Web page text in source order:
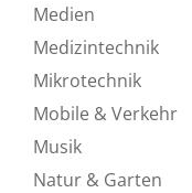
Medien
Medizintechnik
Mikrotechnik
Mobile & Verkehr
Musik
Natur & Garten